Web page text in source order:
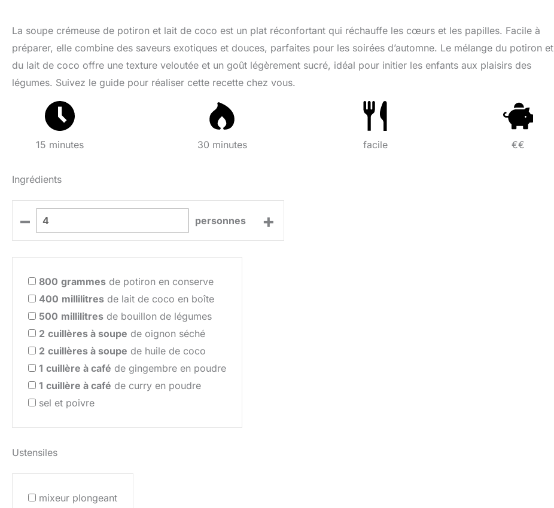
La soupe crémeuse de potiron et lait de coco est un plat réconfortant qui réchauffe les cœurs et les papilles. Facile à
préparer, elle combine des saveurs exotiques et douces, parfaites pour les soirées d’automne. Le mélange du potiron et
du lait de coco offre une texture veloutée et un goût légèrement sucré, idéal pour initier les enfants aux plaisirs des
légumes. Suivez le guide pour réaliser cette recette chez vous.
15 minutes 30 minutes facile €€
Ingrédients
– personnes +
800 grammes de potiron en conserve
400 millilitres de lait de coco en boîte
500 millilitres de bouillon de légumes
2 cuillères à soupe de oignon séché
2 cuillères à soupe de huile de coco
1 cuillère à café de gingembre en poudre
1 cuillère à café de curry en poudre
sel et poivre
Ustensiles
mixeur plongeant